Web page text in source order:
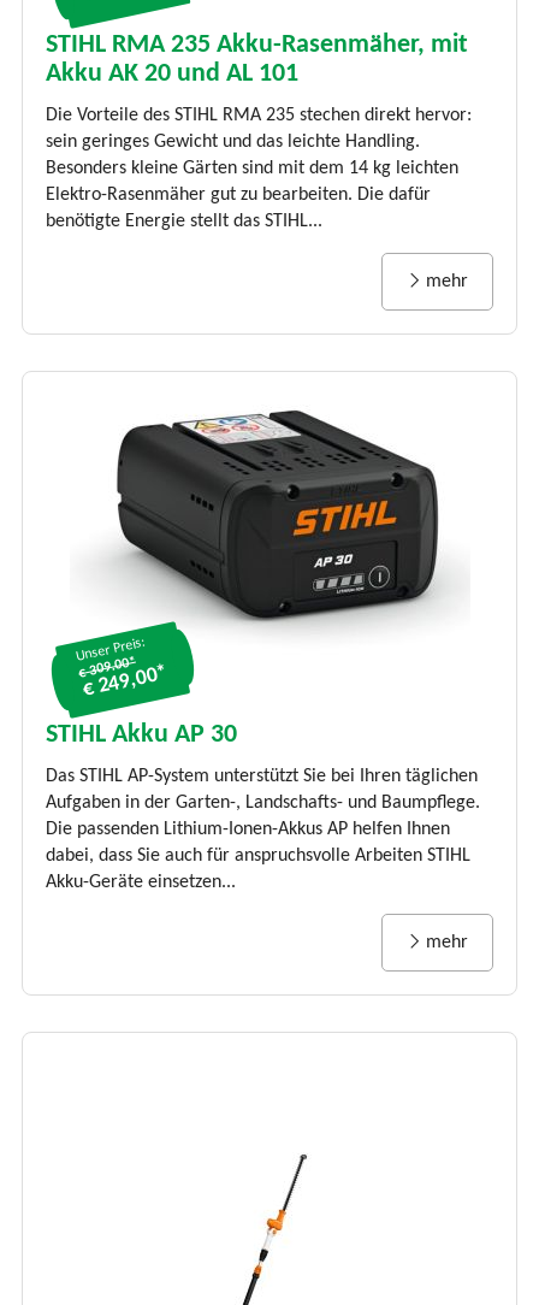
STIHL RMA 235 Akku-Rasenmäher, mit
Akku AK 20 und AL 101
Die Vorteile des STIHL RMA 235 stechen direkt hervor:
sein geringes Gewicht und das leichte Handling.
Besonders kleine Gärten sind mit dem 14 kg leichten
Elektro-Rasenmäher gut zu bearbeiten. Die dafür
benötigte Energie stellt das STIHL...
mehr
Unser Preis:
€ 309.00*
€ 249,00*
STIHL Akku AP 30
Das STIHL AP-System unterstützt Sie bei Ihren täglichen
Aufgaben in der Garten-, Landschafts- und Baumpflege.
Die passenden Lithium-Ionen-Akkus AP helfen Ihnen
dabei, dass Sie auch für anspruchsvolle Arbeiten STIHL
Akku-Geräte einsetzen...
mehr